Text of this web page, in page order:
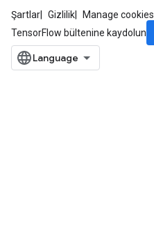
Şartlar Gizlilik
Manage cookies
TensorFlow bültenine kaydolun